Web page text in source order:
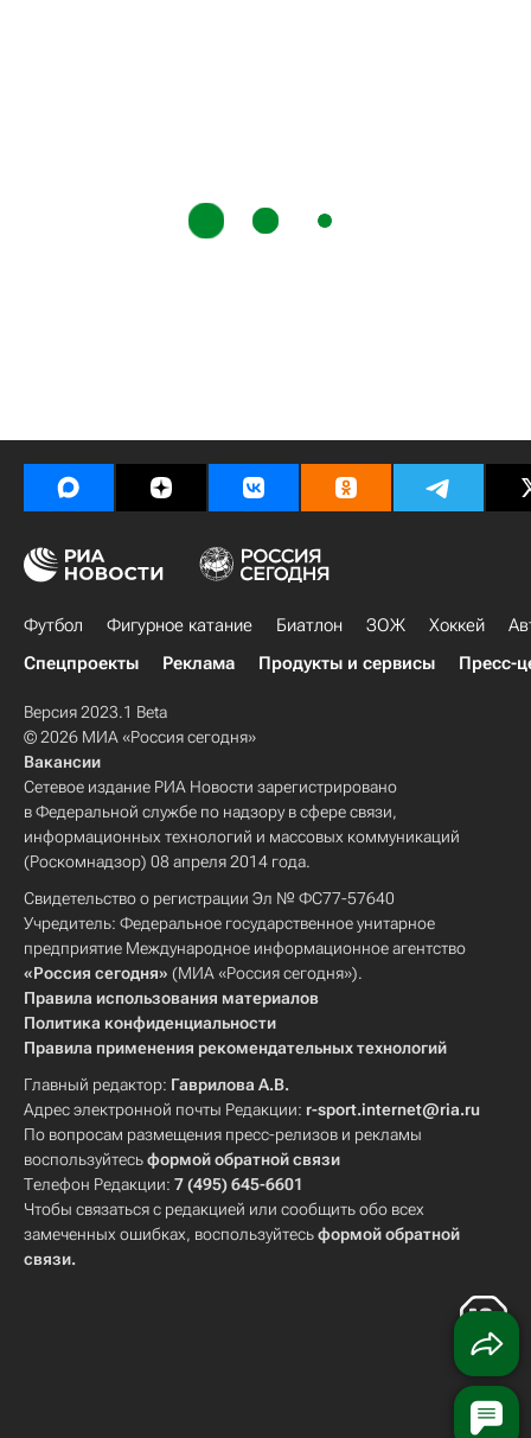
Футбол Фигурное катание Биатлон ЗОЖ Хоккей
Спецпроекты
Реклама Продукты и сервисы Пресс-
Версия 2023.1 Beta
© 2026 МИА «Россия сегодня»
Вакансии
Сетевое издание РИА Новости зарегистрировано
в Федеральной службе по надзору в сфере связи,
информационных технологий и массовых коммуникаций
(Роскомнадзор) 08 апреля 2014 года.
Свидетельство о регистрации Эл № ФС77-57640
Учредитель: Федеральное государственное унитарное
предприятие Международное информационное агентство
«Россия сегодня» (МИА «Россия сегодня»).
Правила использования материалов
Политика конфиденциальности
Правила применения рекомендательных технологий
Главный редактор: Гаврилова А.В.
Адрес электронной почты Редакции: r-sport.internet@ria.ru
По вопросам размещения пресс-релизов и рекламы
воспользуйтесьформой обратной связи
Телефон Редакции: 7 (495) 645-6601
Чтобы связаться с редакцией или сообщить обо всех
замеченных ошибках, воспользуйтесьформой обратной
связи.